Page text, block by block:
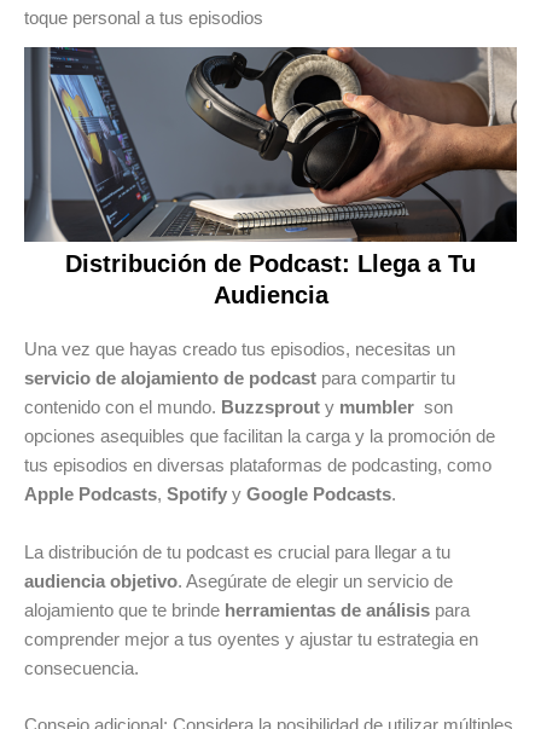
toque personal a tus episodios
Distribución de Podcast: Llega a Tu
Audiencia
Una vez que hayas creado tus episodios, necesitas un
servicio de alojamiento de podcast para compartir tu
contenido con el mundo. Buzzsprout y mumbler son
opciones asequibles que facilitan la carga y la promoción de
tus episodios en diversas plataformas de podcasting, como
Apple Podcasts, Spotify y Google Podcasts.
La distribución de tu podcast es crucial para llegar a tu
audiencia objetivo. Asegúrate de elegir un servicio de
alojamiento que te brinde herramientas de análisis para
comprender mejor a tus oyentes y ajustar tu estrategia en
consecuencia.